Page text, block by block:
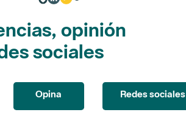
opinión
sociales
Opina Redes sociales